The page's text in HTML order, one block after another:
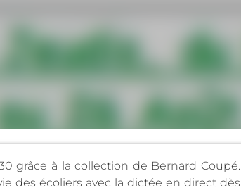
grâce à la collection de Bernard Coupé.
des écoliers avec la dictée en direct dès